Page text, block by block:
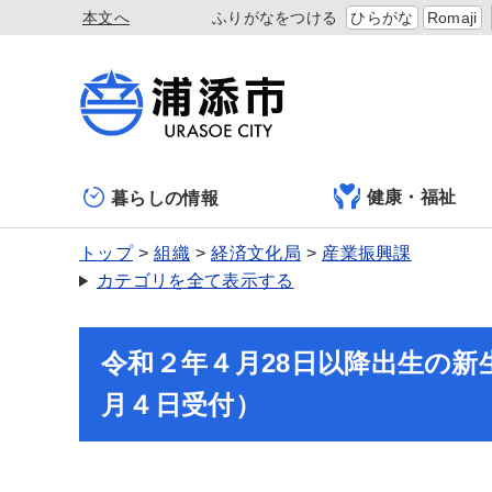
本文へ ふりがなをつける ひらがな Romaji
暮らしの情報 健康・福祉
トップ 組織 経済文化局
産業振興課
カテゴリを全て表示する
令和２年４月28日以降出生の
月４日受付）